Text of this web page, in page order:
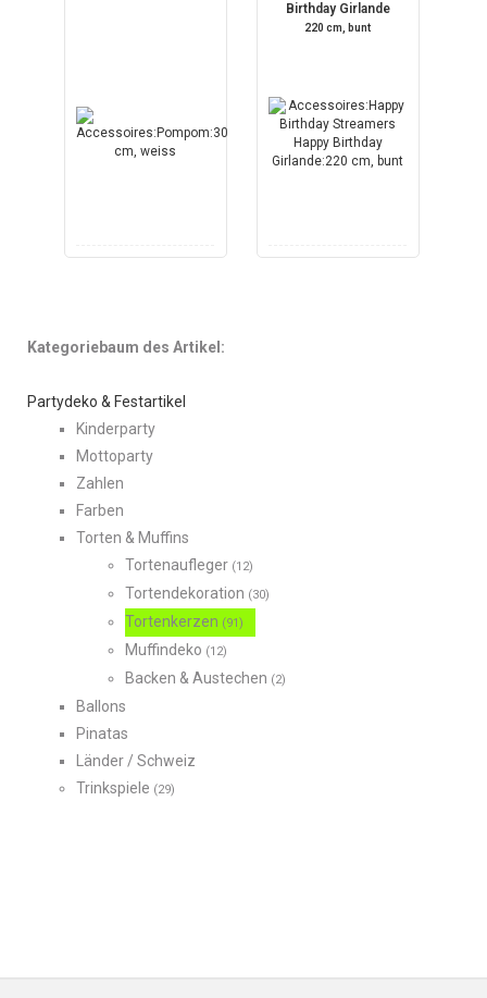
Birthday Girlande
220 cm, bunt
Kategoriebaum des Artikel:
Partydeko & Festartikel
Kinderparty
Mottoparty
Zahlen
Farben
Torten & Muffins
Tortenaufleger (12)
Tortendekoration (30)
Tortenkerzen (91)
Muffindeko (12)
Backen & Austechen (2)
Ballons
Pinatas
Länder / Schweiz
Trinkspiele (29)